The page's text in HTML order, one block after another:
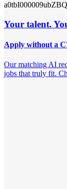
Your talent.
Apply without a
Our matching AI
jobs that truly fit.